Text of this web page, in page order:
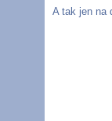
A tak jen na